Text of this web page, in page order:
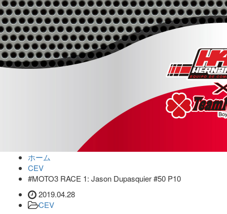
Toggle
navigation
ホーム
CEV
#MOTO3 RACE 1: Jason Dupasquier #50 P10
2019.04.28
CEV